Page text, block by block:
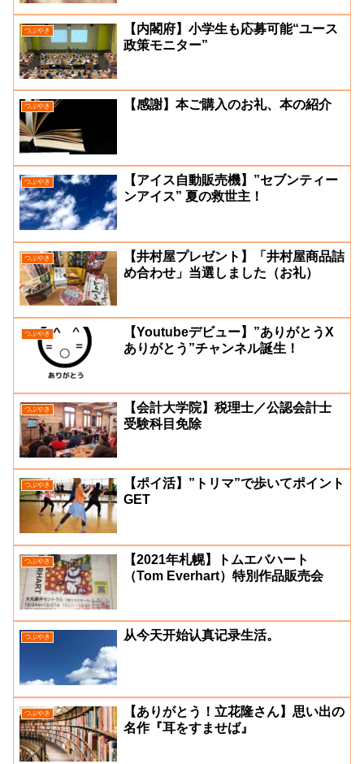
つぶやき
【内閣府】小学生も応募可能“ユース
政策モニター”
つぶやき 【感謝】本ご購入のお礼、本の紹介
つぶやき
【アイス自動販売機】”セブンティー
ンアイス” 夏の救世主！
つぶやき
【井村屋プレゼント】「井村屋商品詰
め合わせ」当選しました（お礼）
つぶやき
【Youtubeデビュー】”ありがとうX
ありがとう”チャンネル誕生！
つぶやき
【会計大学院】税理士／公認会計士
受験科目免除
つぶやき
【ポイ活】”トリマ”で歩いてポイント
GET
つぶやき
【2021年札幌】トムエバハート
（Tom Everhart）特別作品販売会
つぶやき 从今天开始认真记录生活。
つぶやき
【ありがとう！立花隆さん】思い出の
名作『耳をすませば』